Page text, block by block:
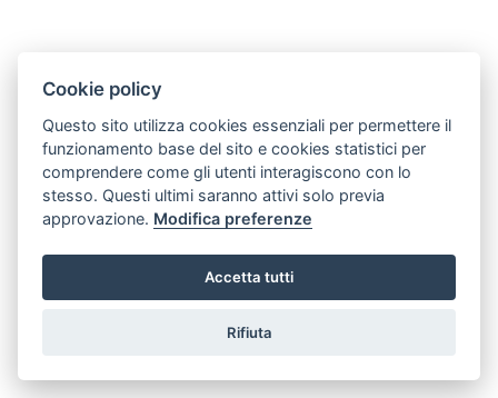
Cookie policy
Questo sito utilizza cookies essenziali per permettere il
funzionamento base del sito e cookies statistici per
comprendere come gli utenti interagiscono con lo
stesso. Questi ultimi saranno attivi solo previa
approvazione. Modifica preferenze
Accetta tutti
Rifiuta